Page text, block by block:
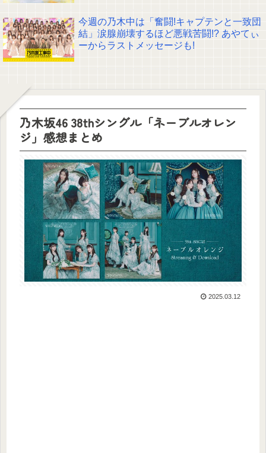
今週の乃木中は「奮闘!キャプテンと一致団
結」涙腺崩壊するほど悪戦苦闘!? あやてぃ
ーからラストメッセージも!
乃木坂46 38thシングル「ネーブルオレン
ジ」感想まとめ
2025.03.12